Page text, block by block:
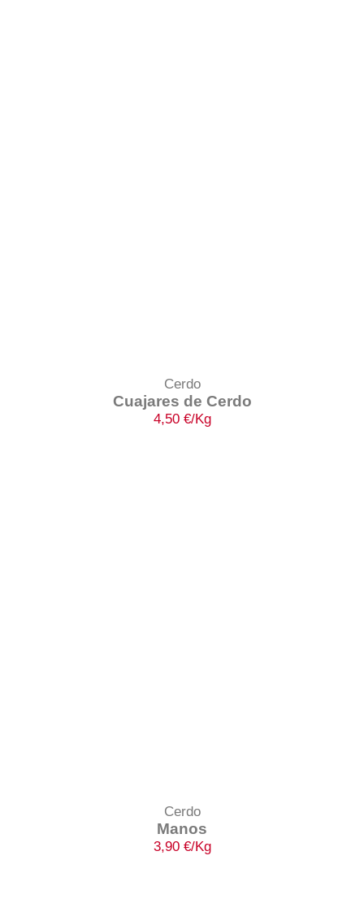
Cerdo
Cuajares de Cerdo
4,50 €/Kg
Cerdo
Manos
3,90 €/Kg